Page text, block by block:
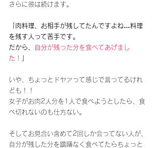
さらに彼は続けます。
「肉料理、お相手が残してたんですよね…料理
を残す人って苦手です。
だから、
自分が残った分を食べてあげまし
た！
いや、ちょっとドヤァって感じで言ってるけれ
ども！！
女子がお肉2人分を1人で食べようとしたら、食
べ切れないのも仕方ない。
そしてお見合い含めて2回しか会ってない人が、
自分が残した分を躊躇なく食べてたらちょっと